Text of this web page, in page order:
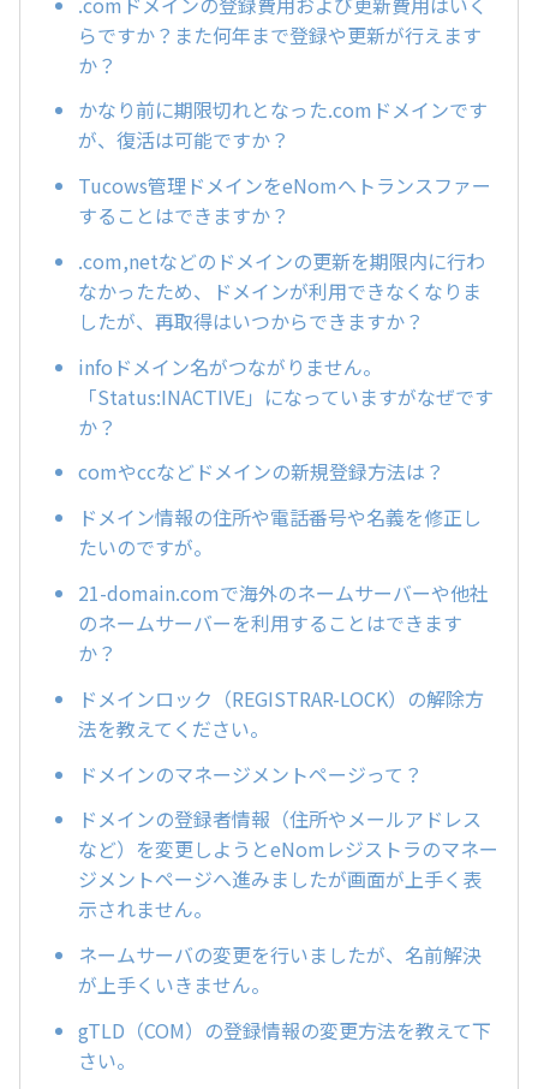
らですか？また何年まで登録や更新が行えます
か？
かなり前に期限切れとなった.comドメインです
が、復活は可能ですか？
Tucows管理ドメインをeNomへトランスファー
することはできますか？
.com,netなどのドメインの更新を期限内に行わ
なかったため、ドメインが利用できなくなりま
したが、再取得はいつからできますか？
infoドメイン名がつながりません。
「Status:INACTIVE」になっていますがなぜです
か？
comやccなどドメインの新規登録方法は？
ドメイン情報の住所や電話番号や名義を修正し
たいのですが。
21-domain.comで海外のネームサーバーや他社
のネームサーバーを利用することはできます
か？
ドメインロック（REGISTRAR-LOCK）の解除方
法を教えてください。
ドメインのマネージメントページって？
ドメインの登録者情報（住所やメールアドレス
など）を変更しようとeNomレジストラのマネー
ジメントページへ進みましたが画面が上手く表
示されません。
ネームサーバの変更を行いましたが、名前解決
が上手くいきません。
gTLD（COM）の登録情報の変更方法を教えて下
さい。